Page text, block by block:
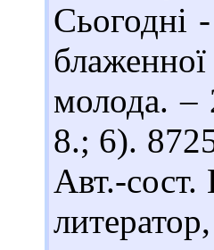
Сьогодні
молода.
8.; 6).
Авт.-